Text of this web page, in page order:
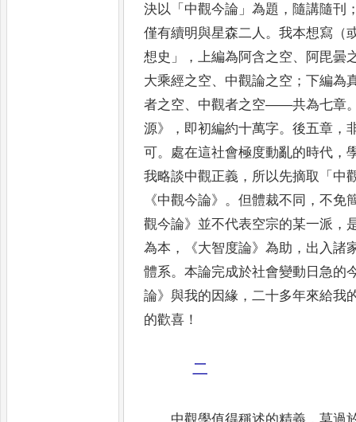
決以
「 中觀今論 」為題 ， 隨講隨刊
僅有續明與星森二人 。我本想寫（
想史 」， 上編為阿含之空、
阿毘曇
大乘經之空、 中觀論之空 ；下編為
者之空、 中觀者之空——共為七章
源》 ， 即初編約十萬字。後五章 ，
可。 處在這社會極度動亂的時代 ，
我略談中觀正義 ， 所以先摘取 「 中
《中觀今論》 。但體裁不同 ，不免
觀今論》 並不代表空宗的某一派 ，
為本 ， 《大智度論》為 助 ， 出入諸
體系。本論完成於社會變動日急的
論》與我的因緣 ， 二十多年來給我
的歡喜 ！
二